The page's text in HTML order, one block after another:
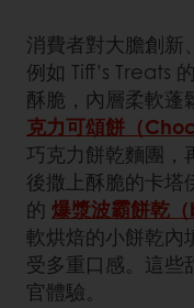
消費者對大膽創新
例如 Tiff’s Treats 的
酥脆，內層柔軟
克力可頌餅（
巧克力餅乾麵團，
後撒上酥脆的卡
的 爆漿波霸餅乾
軟烘焙的小餅乾內
受多重口感。這些
官體驗。